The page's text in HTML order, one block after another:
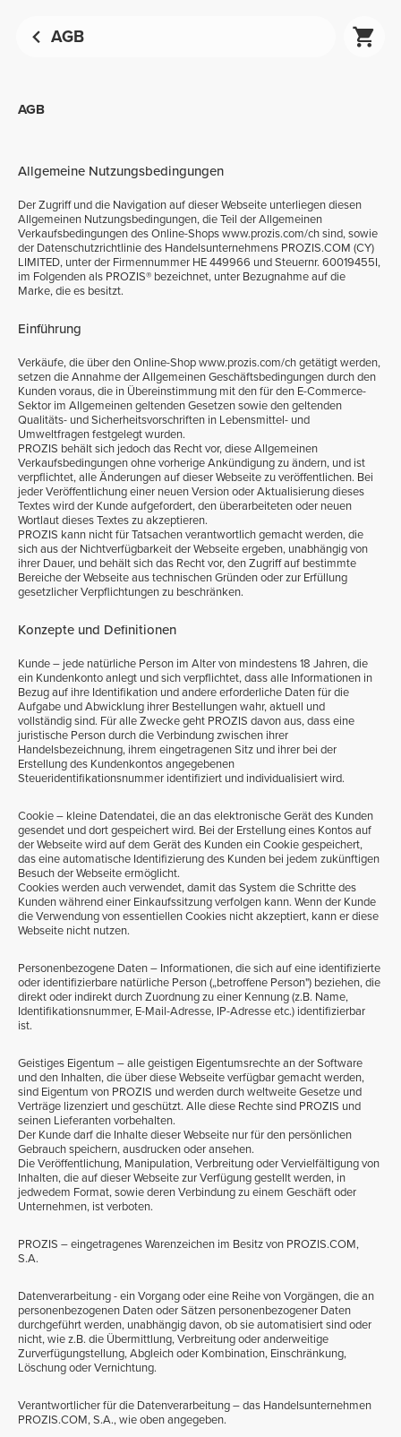
AGB
AGB
Allgemeine Nutzungsbedingungen
Der Zugriff und die Navigation auf dieser Webseite unterliegen diesen
Allgemeinen Nutzungsbedingungen, die Teil der Allgemeinen
Verkaufsbedingungen des Online-Shops www.prozis.com/ch sind, sowie
der Datenschutzrichtlinie des Handelsunternehmens PROZIS.COM (CY)
LIMITED, unter der Firmennummer HE 449966 und Steuernr. 60019455I,
im Folgenden als PROZIS® bezeichnet, unter Bezugnahme auf die
Marke, die es besitzt.
Einführung
Verkäufe, die über den Online-Shop www.prozis.com/ch getätigt werden,
setzen die Annahme der Allgemeinen Geschäftsbedingungen durch den
Kunden voraus, die in Übereinstimmung mit den für den E-Commerce-
Sektor im Allgemeinen geltenden Gesetzen sowie den geltenden
Qualitäts- und Sicherheitsvorschriften in Lebensmittel- und
Umweltfragen festgelegt wurden.
PROZIS behält sich jedoch das Recht vor, diese Allgemeinen
Verkaufsbedingungen ohne vorherige Ankündigung zu ändern, und ist
verpflichtet, alle Änderungen auf dieser Webseite zu veröffentlichen. Bei
jeder Veröffentlichung einer neuen Version oder Aktualisierung dieses
Textes wird der Kunde aufgefordert, den überarbeiteten oder neuen
Wortlaut dieses Textes zu akzeptieren.
PROZIS kann nicht für Tatsachen verantwortlich gemacht werden, die
sich aus der Nichtverfügbarkeit der Webseite ergeben, unabhängig von
ihrer Dauer, und behält sich das Recht vor, den Zugriff auf bestimmte
Bereiche der Webseite aus technischen Gründen oder zur Erfüllung
gesetzlicher Verpflichtungen zu beschränken.
Konzepte und Definitionen
Kunde – jede natürliche Person im Alter von mindestens 18 Jahren, die
ein Kundenkonto anlegt und sich verpflichtet, dass alle Informationen in
Bezug auf ihre Identifikation und andere erforderliche Daten für die
Aufgabe und Abwicklung ihrer Bestellungen wahr, aktuell und
vollständig sind. Für alle Zwecke geht PROZIS davon aus, dass eine
juristische Person durch die Verbindung zwischen ihrer
Handelsbezeichnung, ihrem eingetragenen Sitz und ihrer bei der
Erstellung des Kundenkontos angegebenen
Steueridentifikationsnummer identifiziert und individualisiert wird.
Cookie – kleine Datendatei, die an das elektronische Gerät des Kunden
gesendet und dort gespeichert wird. Bei der Erstellung eines Kontos auf
der Webseite wird auf dem Gerät des Kunden ein Cookie gespeichert,
das eine automatische Identifizierung des Kunden bei jedem zukünftigen
Besuch der Webseite ermöglicht.
Cookies werden auch verwendet, damit das System die Schritte des
Kunden während einer Einkaufssitzung verfolgen kann. Wenn der Kunde
die Verwendung von essentiellen Cookies nicht akzeptiert, kann er diese
Webseite nicht nutzen.
Personenbezogene Daten – Informationen, die sich auf eine identifizierte
oder identifizierbare natürliche Person („betroffene Person") beziehen, die
direkt oder indirekt durch Zuordnung zu einer Kennung (z.B. Name,
Identifikationsnummer, E-Mail-Adresse, IP-Adresse etc.) identifizierbar
ist.
Geistiges Eigentum – alle geistigen Eigentumsrechte an der Software
und den Inhalten, die über diese Webseite verfügbar gemacht werden,
sind Eigentum von PROZIS und werden durch weltweite Gesetze und
Verträge lizenziert und geschützt. Alle diese Rechte sind PROZIS und
seinen Lieferanten vorbehalten.
Der Kunde darf die Inhalte dieser Webseite nur für den persönlichen
Gebrauch speichern, ausdrucken oder ansehen.
Die Veröffentlichung, Manipulation, Verbreitung oder Vervielfältigung von
Inhalten, die auf dieser Webseite zur Verfügung gestellt werden, in
jedwedem Format, sowie deren Verbindung zu einem Geschäft oder
Unternehmen, ist verboten.
PROZIS – eingetragenes Warenzeichen im Besitz von PROZIS.COM,
S.A.
Datenverarbeitung - ein Vorgang oder eine Reihe von Vorgängen, die an
personenbezogenen Daten oder Sätzen personenbezogener Daten
durchgeführt werden, unabhängig davon, ob sie automatisiert sind oder
nicht, wie z.B. die Übermittlung, Verbreitung oder anderweitige
Zurverfügungstellung, Abgleich oder Kombination, Einschränkung,
Löschung oder Vernichtung.
Verantwortlicher für die Datenverarbeitung – das Handelsunternehmen
PROZIS.COM, S.A., wie oben angegeben.